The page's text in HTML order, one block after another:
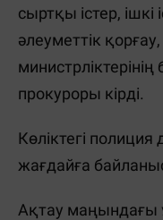
сыртқы істер,
әлеуметтік
прокуроры кірді.
Көліктегі
жағдайға
Ақтау маңындағы